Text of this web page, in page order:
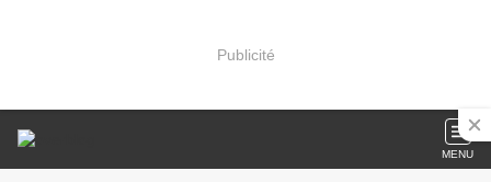
Publicité
MENU